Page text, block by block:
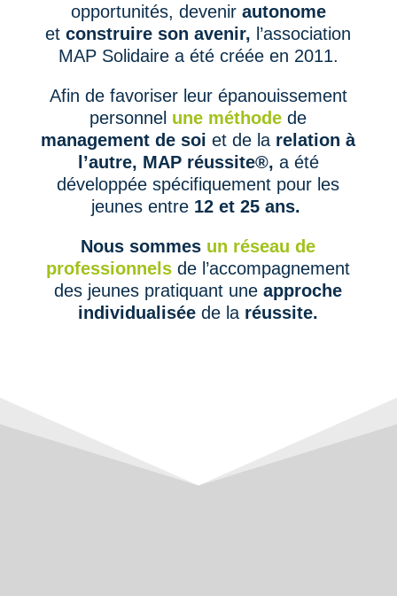
opportunités, devenir autonome
etconstruire son avenir, l’association
MAP Solidaire a été crééeen 2011.
Afin de favoriser leur épanouissement
personnel une méthode de
management de soi et de la relation à
l’autre, MAP réussite®, a été
développée spécifiquement pour les
jeunes entre 12 et 25 ans.
Nous sommes un réseau de
professionnels de l’accompagnement
des jeunes pratiquant une approche
individualisée de la réussite.